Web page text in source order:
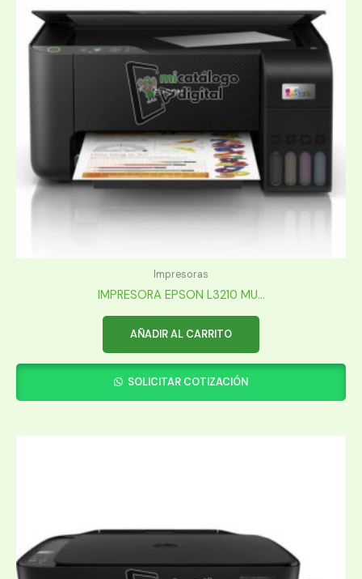
Impresoras
IMPRESORA EPSON L3210 MU...
AÑADIR AL CARRITO
SOLICITAR COTIZACIÓN